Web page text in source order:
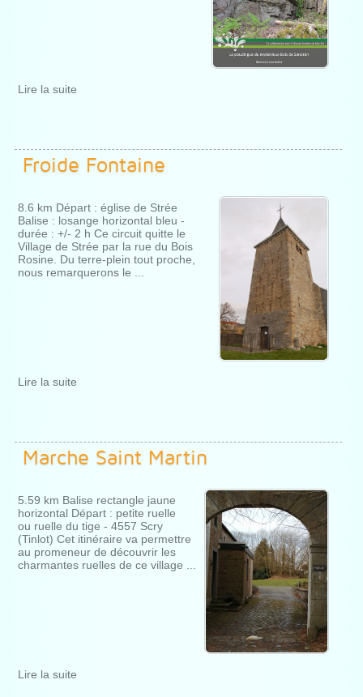
Lire la suite
Froide Fontaine
8.6 km Départ : église de Strée
Balise : losange horizontal bleu -
durée : +/- 2 h Ce circuit quitte le
Village de Strée par la rue du Bois
Rosine. Du terre-plein tout proche,
nous remarquerons le ...
Lire la suite
Marche Saint Martin
5.59 km Balise rectangle jaune
horizontal Départ : petite ruelle
ou ruelle du tige - 4557 Scry
(Tinlot) Cet itinéraire va permettre
au promeneur de découvrir les
charmantes ruelles de ce village ...
Lire la suite